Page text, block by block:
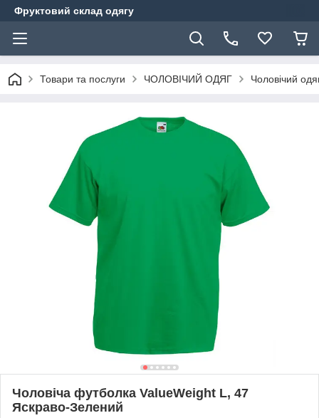
Фруктовий склад одягу
Товари та послуги ЧОЛОВІЧИЙ ОДЯГ Чоловічий
Чоловіча футболка ValueWeight L, 47
Яскраво-Зелений